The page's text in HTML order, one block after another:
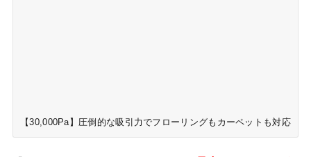
【30,000Pa】圧倒的な吸引力でフローリングもカーペットも対応